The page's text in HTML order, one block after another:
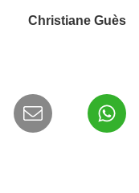
Christiane Guès